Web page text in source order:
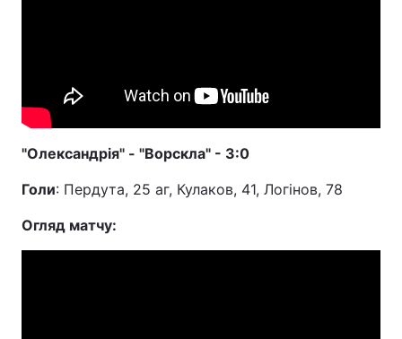
"Олександрія" - "Ворскла" - 3:0
Голи: Пердута, 25 аг, Кулаков, 41, Логінов, 78
Огляд матчу: